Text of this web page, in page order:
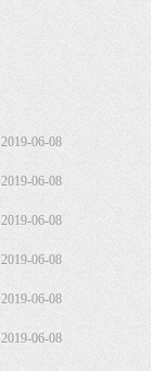
2019-06-08
2019-06-08
2019-06-08
2019-06-08
2019-06-08
2019-06-08